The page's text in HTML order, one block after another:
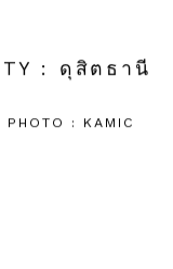
: ดุสิตธานี
PHOTO : KAMIC